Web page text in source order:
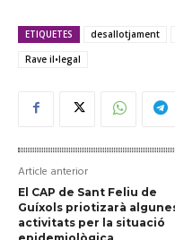
ETIQUETES desallotjament
Rave il•legal
Article anterior
El CAP de Sant Feliu de
Guíxols priotizarà
activitats per la situació